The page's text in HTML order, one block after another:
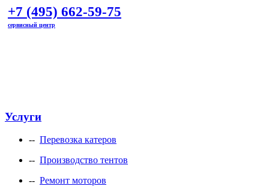
+7 (495) 662-59-75
сервисный центр
Услуги
-- Перевозка катеров
-- Производство тентов
-- Ремонт моторов